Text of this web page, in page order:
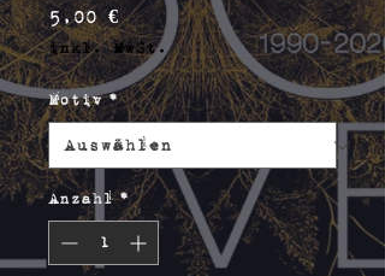
5,00 €Preis
inkl. MwSt.
Motiv *
Anzahl *